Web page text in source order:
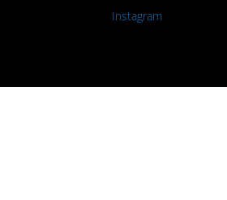
Instagram